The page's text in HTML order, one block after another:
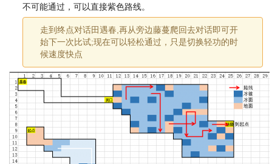
不可能通过，可以直接紫色路线。
走到终点对话田遇春,再从旁边藤蔓爬回去对话即可开
始下一次比试;现在可以轻松通过，只是切换轻功的时
候速度快点